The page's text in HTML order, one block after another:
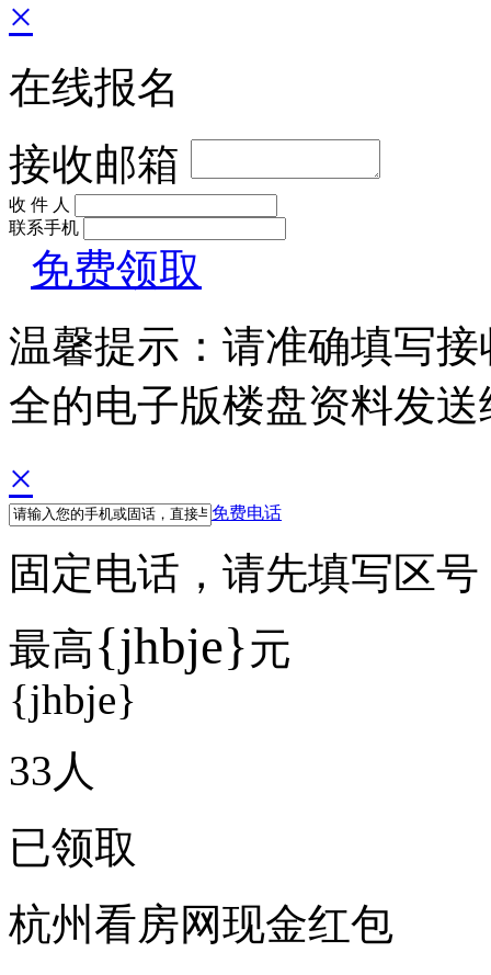
×
在线报名
接收邮箱
收 件 人
联系手机
免费领取
温馨提示：请准确填写
全的电子版楼盘资料发送
×
免费电话
固定电话，请先填写区
最高{jhbje}元
{jhbje}
33 人
已领取
杭州看房网现金红包